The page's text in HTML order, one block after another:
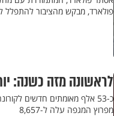
פולארד, מבקש מהציבור להתפלל
לראשונה מזה כשנה: יותר מ-1,000 חולי
מפרוץ המגפה עלה ל-8,657